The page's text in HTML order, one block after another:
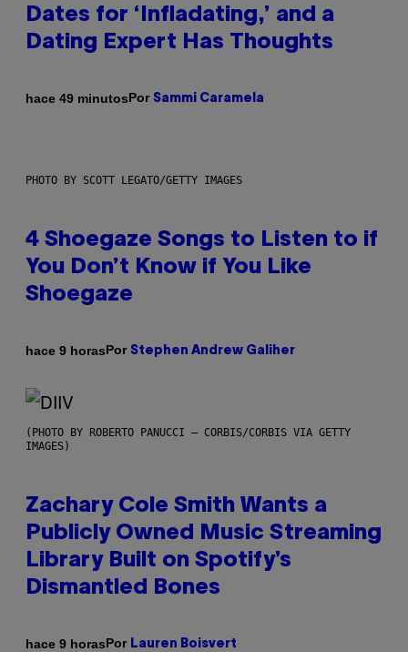
Dates for ‘Infladating,’ and a
Dating Expert Has Thoughts
hace 49 minutosPor Sammi Caramela
PHOTO BY SCOTT LEGATO/GETTY IMAGES
4 Shoegaze Songs to Listen to if
You Don’t Know if You Like
Shoegaze
hace 9 horasPor Stephen Andrew Galiher
(PHOTO BY ROBERTO PANUCCI – CORBIS/CORBIS VIA GETTY
IMAGES)
Zachary Cole Smith Wants a
Publicly Owned Music Streaming
Library Built on Spotify’s
Dismantled Bones
hace 9 horasPor Lauren Boisvert